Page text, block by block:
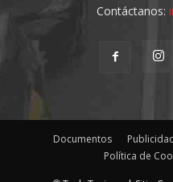
Contáctanos:
Documentos
Política de